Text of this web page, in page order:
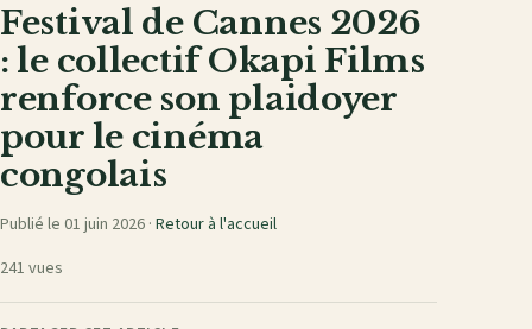
Festival de Cannes 2026
: le collectif Okapi Films
renforce son plaidoyer
pour le cinéma
congolais
Publié le 01 juin 2026 · Retour à l'accueil
241 vues